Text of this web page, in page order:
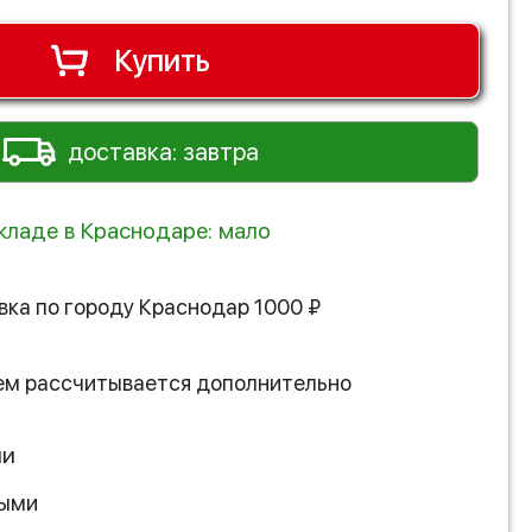
Купить
доставка: завтра
в Краснодаре: мало
по городу Краснодар 1000 ₽
рассчитывается дополнительно